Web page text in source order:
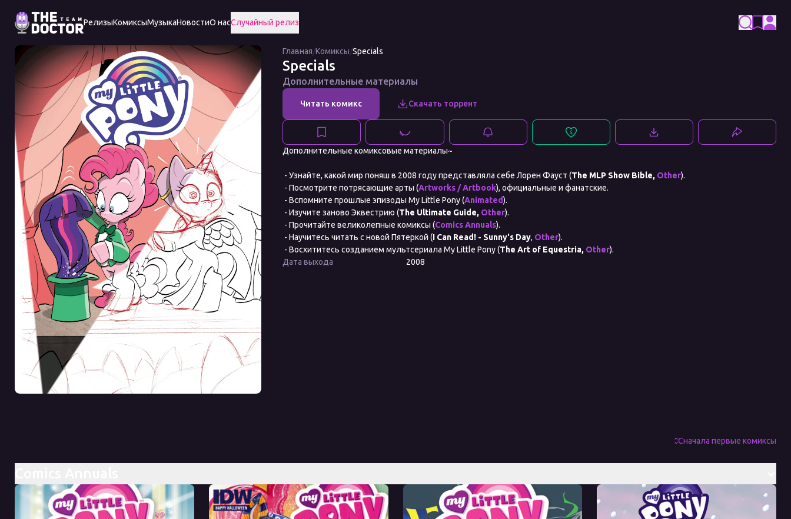
РелизыКомиксыМузыкаНовостиО насСлучайный релиз
Specials Главная/Комиксы/Specials
Specials
Дополнительные материалы
Дополнительные комиксовые материалы~
- Узнайте, какой мир поняш в 2008 году представляла себе Лорен Фауст (The MLP Show Bible, Other).
- Посмотрите потрясающие арты (Artworks / Artbook), официальные и фанатские.
- Вспомните прошлые эпизоды My Little Pony (Animated).
- Изучите заново Эквестрию (The Ultimate Guide, Other).
- Прочитайте великолепные комиксы (Comics Annuals).
- Научитесь читать с новой Пятеркой (I Can Read! - Sunny's Day, Other).
- Восхититесь созданием мультсериала My Little Pony (The Art of Equestria, Other).
Дата выхода
2008
Сначала первые комиксы